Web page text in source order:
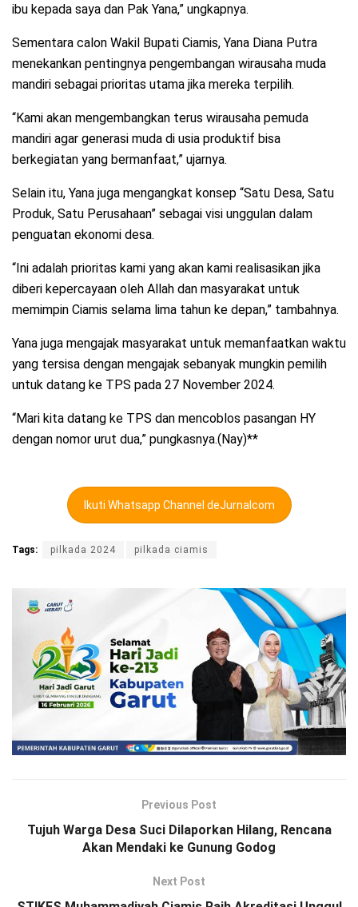
ibu kepada saya dan Pak Yana,” ungkapnya.
Sementara calon Wakil Bupati Ciamis, Yana Diana Putra
menekankan pentingnya pengembangan wirausaha muda
mandiri sebagai prioritas utama jika mereka terpilih.
“Kami akan mengembangkan terus wirausaha pemuda
mandiri agar generasi muda di usia produktif bisa
berkegiatan yang bermanfaat,” ujarnya.
Selain itu, Yana juga mengangkat konsep “Satu Desa, Satu
Produk, Satu Perusahaan” sebagai visi unggulan dalam
penguatan ekonomi desa.
“Ini adalah prioritas kami yang akan kami realisasikan jika
diberi kepercayaan oleh Allah dan masyarakat untuk
memimpin Ciamis selama lima tahun ke depan,” tambahnya.
Yana juga mengajak masyarakat untuk memanfaatkan waktu
yang tersisa dengan mengajak sebanyak mungkin pemilih
untuk datang ke TPS pada 27 November 2024.
“Mari kita datang ke TPS dan mencoblos pasangan HY
dengan nomor urut dua,” pungkasnya.(Nay)**
Ikuti Whatsapp Channel deJurnalcom
Tags: pilkada 2024 pilkada ciamis
Previous Post
Tujuh Warga Desa Suci Dilaporkan Hilang, Rencana
Akan Mendaki ke Gunung Godog
Next Post